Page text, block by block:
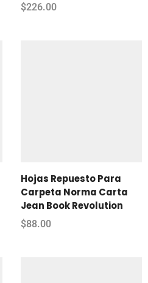
$226.00
Hojas Repuesto Para
Carpeta Norma Carta
Jean Book Revolution
$88.00